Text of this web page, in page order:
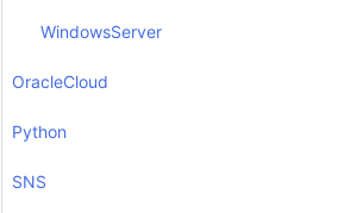
WindowsServer
OracleCloud
Python
SNS